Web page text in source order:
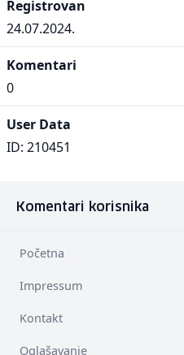
Registrovan
24.07.2024.
Komentari
0
User Data
ID: 210451
Komentari korisnika
Početna
Impressum
Kontakt
Oglašavanje